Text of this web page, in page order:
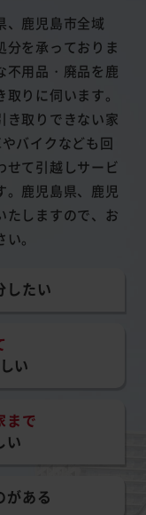
、鹿児島市全域
分を承っておりま
不用品・廃品を鹿
りに伺います。
き取りできない家
バイクなども回
せて引越しサービ
。鹿児島県、鹿児
たしますので、お
。
したい
い
まで
い
がある